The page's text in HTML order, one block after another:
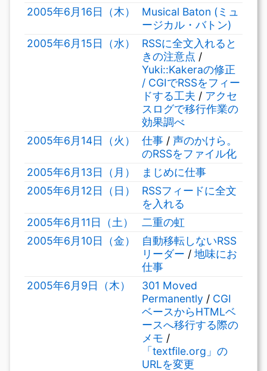
2005年6月16日（木）
Musical Baton (ミュ
ージカル・バトン)
2005年6月15日（水）
RSSに全文入れると
きの注意点 /
Yuki::Kakeraの修正
/ CGIでRSSをフィー
ドする工夫 / アクセ
スログで移行作業の
効果調べ
2005年6月14日（火）
仕事 / 声のかけら。
のRSSをファイル化
2005年6月13日（月）
まじめに仕事
2005年6月12日（日）
RSSフィードに全文
を入れる
2005年6月11日（土）
二重の虹
2005年6月10日（金）
自動移転しないRSS
リーダー / 地味にお
仕事
2005年6月9日（木）
301 Moved
Permanently / CGI
ベースからHTMLベ
ースへ移行する際の
メモ /
「textfile.org」の
URLを変更